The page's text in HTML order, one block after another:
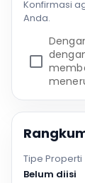
Konfirmasi
Anda.
Tipe Properti
Belum diisi